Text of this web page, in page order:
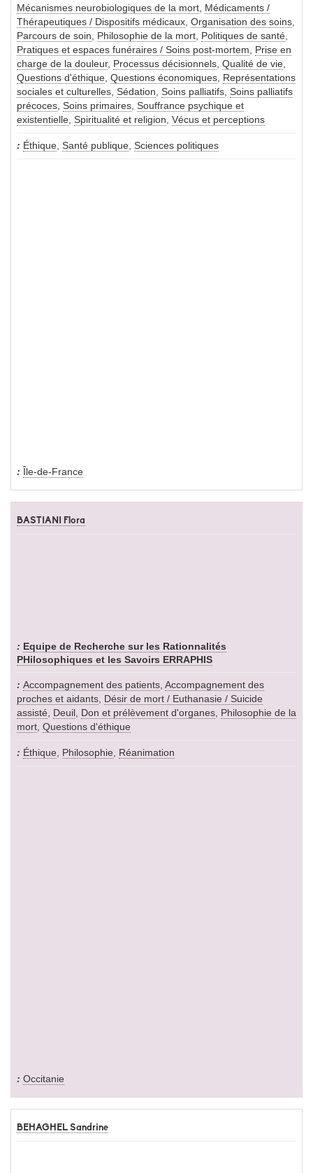
Mécanismes neurobiologiques de la mort
Médicaments /
Thérapeutiques / Dispositifs médicaux Organisation des soins
Parcours de soin
Philosophie de la mort Politiques de santé
Pratiques et espaces funéraires / Soins post-mortem
Prise en
charge de la douleur, Processus décisionnels Qualité de vie
Questions d'éthique Questions économiques
Représentations
sociales et culturelles Sédation Soins palliatifs Soins palliatifs
précoces Soins primaires Souffrance psychique et
existentielle Spiritualité et religion Vécus et perceptions
Éthique Santé publique Sciences politiques
Île-de-France
BASTIANI Flora
Equipe de Recherche sur les Rationnalités
PHilosophiques et les Savoirs ERRAPHIS
Accompagnement des patients, Accompagnement des
proches et aidants, Désir de mort / Euthanasie / Suicide
assisté, Deuil , Don et prélèvement d'organes, Philosophie de la
mort, Questions d'éthique
Éthique, Philosophie, Réanimation
Occitanie
BEHAGHEL Sandrine